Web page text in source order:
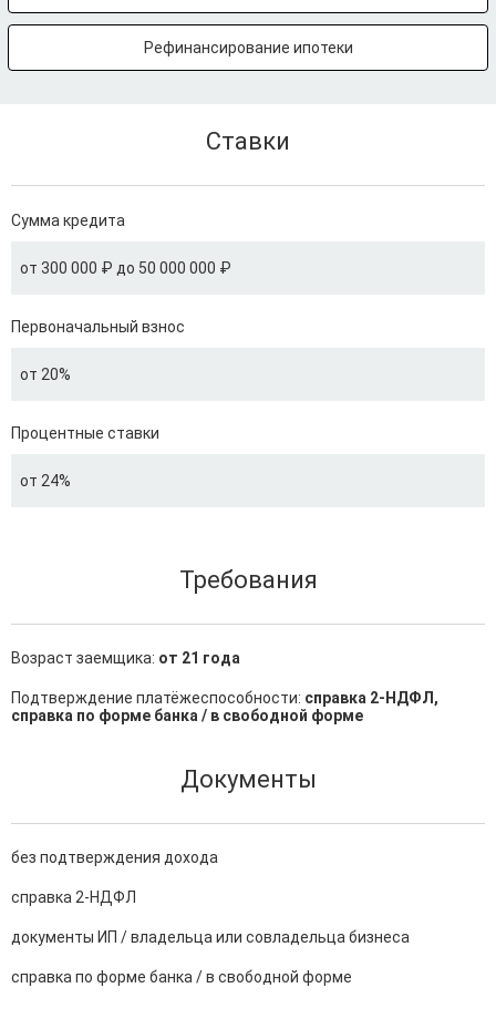
Рефинансирование ипотеки
Ставки
Сумма кредита
от 300 000 ₽ до 50 000 000 ₽
Первоначальный взнос
от 20%
Процентные ставки
от 24%
Требования
Возраст заемщика: от 21 года
Подтверждение платёжеспособности: справка 2-НДФЛ,
справка по форме банка / в свободной форме
Документы
без подтверждения дохода
справка 2-НДФЛ
документы ИП / владельца или совладельца бизнеса
справка по форме банка / в свободной форме